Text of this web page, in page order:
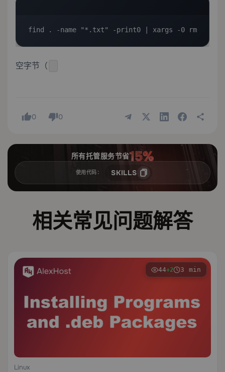
find . -name "*.txt" -print0 | xargs -0 rm
空字节（
0 0
所有托管服务节省
使用代码： SKILLS
相关常见问题解答
44+2 3 min
Linux